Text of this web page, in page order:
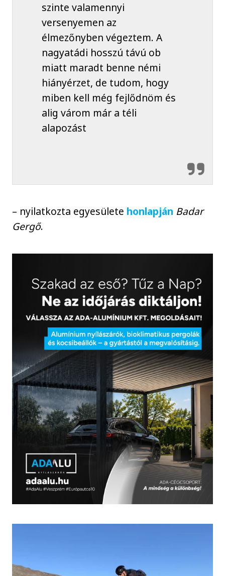
szinte valamennyi
versenyemen az
élmezőnyben végeztem. A
nagyatádi hosszú távú ob
miatt maradt benne némi
hiányérzet, de tudom, hogy
miben kell még fejlődnöm és
alig várom már a téli
alapozást
– nyilatkozta egyesülete honlapján Badar
Gergő.